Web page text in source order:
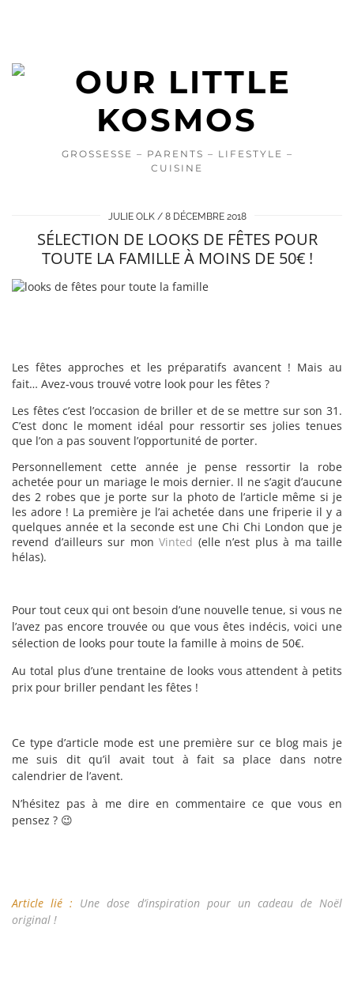
GROSSESSE – PARENTS – LIFESTYLE –
CUISINE
JULIE OLK 8 DÉCEMBRE 2018
SÉLECTION DE LOOKS DE FÊTES POUR
TOUTE LA FAMILLE À MOINS DE 50€ !
Les fêtes approches et les préparatifs avancent ! Mais au
fait… Avez-vous trouvé votre look pour les fêtes ?
Les fêtes c’est l’occasion de briller et de se mettre sur son 31.
C’est donc le moment idéal pour ressortir ses jolies tenues
que l’on a pas souvent l’opportunité de porter.
Personnellement cette année je pense ressortir la robe
achetée pour un mariage le mois dernier. Il ne s’agit d’aucune
des 2 robes que je porte sur la photo de l’article même si je
les adore ! La première je l’ai achetée dans une friperie il y a
quelques année et la seconde est une Chi Chi London que je
revend d’ailleurs sur mon Vinted (elle n’est plus à ma taille
hélas).
Pour tout ceux qui ont besoin d’une nouvelle tenue, si vous ne
l’avez pas encore trouvée ou que vous êtes indécis, voici une
sélection de looks pour toute la famille à moins de 50€.
Au total plus d’une trentaine de looks vous attendent à petits
prix pour briller pendant les fêtes !
Ce type d’article mode est une première sur ce blog mais je
me suis dit qu’il avait tout à fait sa place dans notre
calendrier de l’avent.
N’hésitez pas à me dire en commentaire ce que vous en
pensez ? 😉
Article lié : Une dose d’inspiration pour un cadeau de Noël
original !